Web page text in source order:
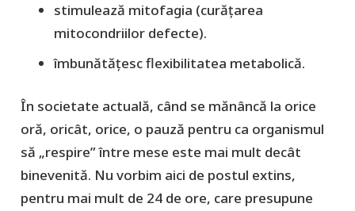
stimulează mitofagia (curățarea
mitocondriilor defecte).
îmbunătățesc flexibilitatea metabolică.
În societate actuală, când se mănâncă la orice
oră, oricât, orice, o pauză pentru ca organismul
să „respire” între mese este mai mult decât
binevenită. Nu vorbim aici de postul extins,
pentru mai mult de 24 de ore, care presupune